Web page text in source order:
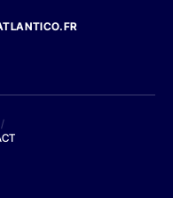
/